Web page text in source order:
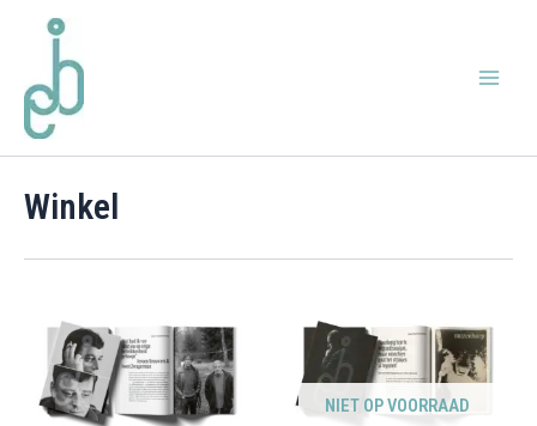
inhoud
Menu
Winkel
NIET OP VOORRAAD